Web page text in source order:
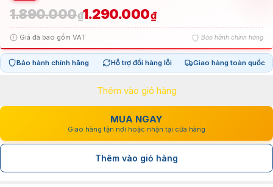
1.890.000₫
Giá
gốc
là:
1.890.000₫.
1.290.000₫
Giá
hiện
tại
1.290.000₫.
Giá đã bao gồm VAT Bảo hành chính hãng
Bảo hành chính hãng Hỗ trợ đổi hàng lỗi Giao hàng toàn quốc
Thêm vào giỏ hàng
MUA NGAY
Giao hàng tận nơi hoặc nhận tại cửa hàng
Thêm vào giỏ hàng